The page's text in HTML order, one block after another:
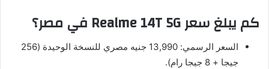
كم يبلغ سعر Realme 14T 5G في مصر؟
السعر الرسمي: 13,990 جنيه مصري للنسخة الوحيدة (256
جيجا + 8 جيجا رام).